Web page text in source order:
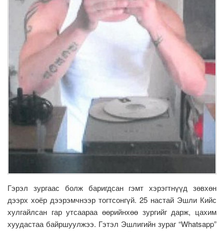
Гэрэл зургаас болж баригдсан гэмт хэрэгтнүүд зөвхөн
дээрх хоёр дээрэмчнээр тогтсонгүй. 25 настай Эшли Кийс
хулгайлсан гар утсаараа өөрийнхөө зургийг дарж, цахим
хуудастаа байршуулжээ. Гэтэл Эшлигийн зураг “Whatsapp”